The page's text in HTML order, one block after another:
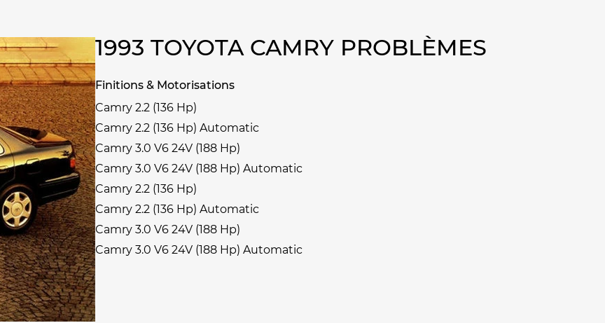
1993 TOYOTA CAMRY PROBLÈMES
Finitions & Motorisations
Camry 2.2 (136 Hp)
Camry 2.2 (136 Hp) Automatic
Camry 3.0 V6 24V (188 Hp)
Camry 3.0 V6 24V (188 Hp) Automatic
Camry 2.2 (136 Hp)
Camry 2.2 (136 Hp) Automatic
Camry 3.0 V6 24V (188 Hp)
Camry 3.0 V6 24V (188 Hp) Automatic